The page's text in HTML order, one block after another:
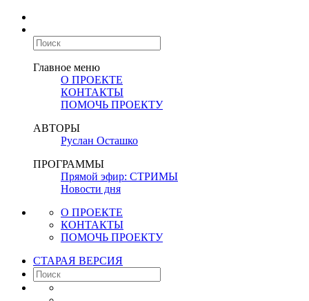
Главное меню
О ПРОЕКТЕ
КОНТАКТЫ
ПОМОЧЬ ПРОЕКТУ
АВТОРЫ
Руслан Осташко
ПРОГРАММЫ
Прямой эфир: СТРИМЫ
Новости дня
О ПРОЕКТЕ
КОНТАКТЫ
ПОМОЧЬ ПРОЕКТУ
СТАРАЯ ВЕРСИЯ